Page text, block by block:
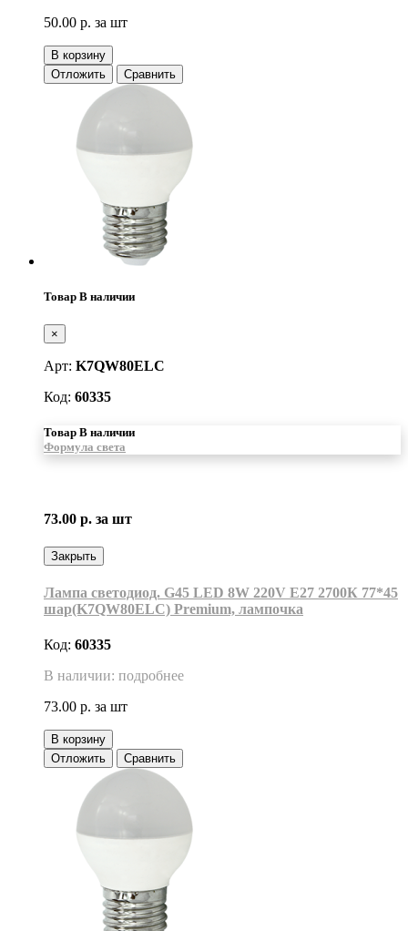
50.00 р. за шт
В корзину
Отложить
Сравнить
Товар В наличии
×
Арт: K7QW80ELC
Код: 60335
Товар В наличии
Формула света
73.00 р. за шт
Закрыть
Лампа светодиод. G45 LED 8W 220V E27 2700К 77*45
шар(K7QW80ELC) Premium, лампочка
Код: 60335
В наличии: подробнее
73.00 р. за шт
В корзину
Отложить
Сравнить